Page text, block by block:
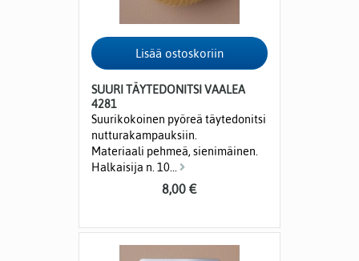
SUURI TÄYTEDONITSI VAALEA
4281
Suurikokoinen pyöreä täytedonitsi
nutturakampauksiin.
Materiaali pehmeä, sienimäinen.
Halkaisija n. 10...
8,00 €